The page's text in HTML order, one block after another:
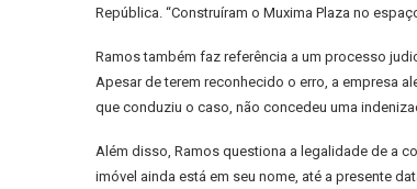
República. “Construíram o Muxima Plaza no
Ramos também faz referência a um processo
Apesar de terem reconhecido o erro, a empresa
que conduziu o caso, não concedeu uma
Além disso, Ramos questiona a legalidade de a
imóvel ainda está em seu nome, até a presente